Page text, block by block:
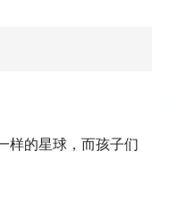
样的星球，而孩子们